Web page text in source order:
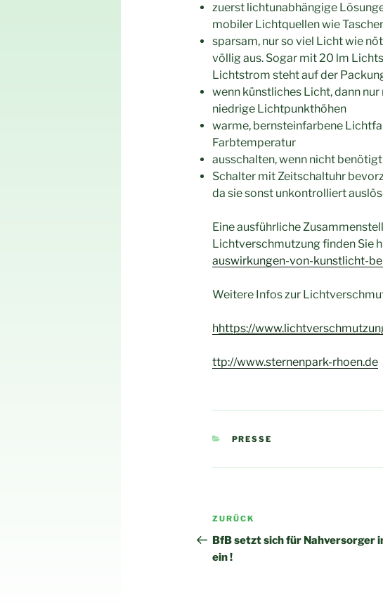
zuerst lichtunabhängige
mobiler Lichtquellen wie
sparsam, nur so viel Licht wie
völlig aus. Sogar mit 20 lm
Lichtstrom steht auf der
wenn künstliches Licht, dann
niedrige Lichtpunkthöhen
warme, bernsteinfarbene
Farbtemperatur
ausschalten, wenn nicht
Schalter mit Zeitschaltuhr
da sie sonst unkontrolliert
Eine ausführliche
Lichtverschmutzung finden Sie
auswirkungen-von-kunstlicht-
Weitere Infos zur
hhttps://
ttp://www.sternenpark-rhoen.de
KATEGORIEN
PRESSE
Beitragsnavigation
Vorheriger
Beitrag
ZURÜCK
BfB setzt sich für Nahversorger
ein !